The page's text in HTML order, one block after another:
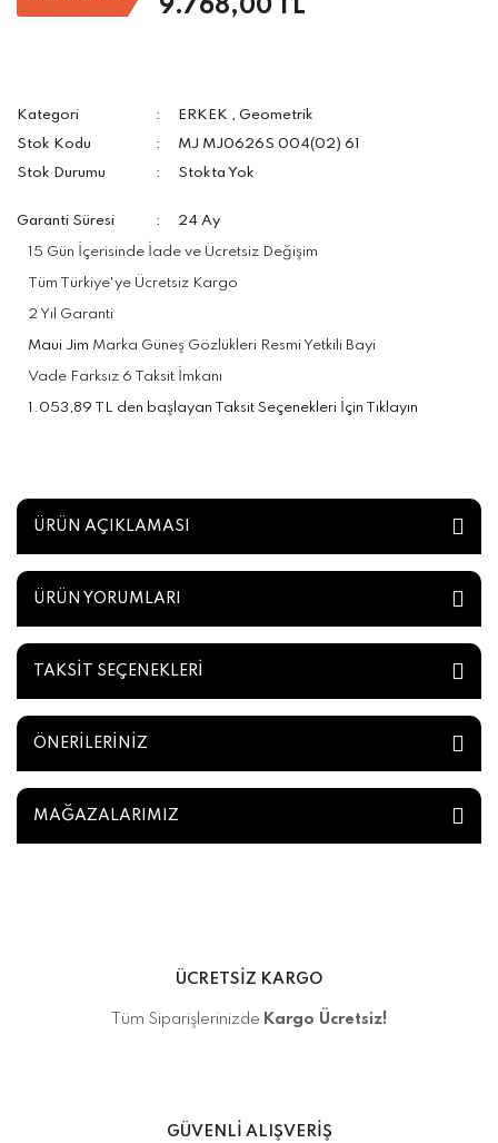
9.768,00 TL
Kategori ERKEK ,Geometrik
Stok Kodu
MJ MJ0626S 004(02) 61
Stok Durumu
Stokta Yok
Garanti Süresi 24 Ay
15 Gün İçerisinde İade ve Ücretsiz Değişim
Tüm Türkiye'ye Ücretsiz Kargo
2 Yıl Garanti
Maui Jim Marka Güneş Gözlükleri Resmi Yetkili Bayi
Vade Farksız 6 Taksit İmkanı
1.053,89 TL den başlayan Taksit Seçenekleri İçin Tıklayın
ÜRÜN AÇIKLAMASI
ÜRÜN YORUMLARI
TAKSİT SEÇENEKLERİ
ÖNERİLERİNİZ
MAĞAZALARIMIZ
ÜCRETSİZ KARGO
Tüm Siparişlerinizde Kargo Ücretsiz!
GÜVENLİ ALIŞVERİŞ